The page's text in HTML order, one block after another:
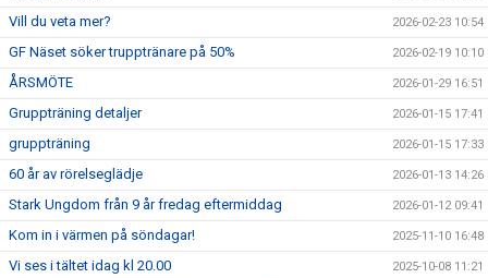
Vill du veta mer? 2026-02-23 10:54
GF Näset söker trupptränare på 50% 2026-02-19 10:10
ÅRSMÖTE 2026-01-29 16:51
Gruppträning detaljer 2026-01-15 17:41
gruppträning 2026-01-15 17:33
60 år av rörelseglädje 2026-01-13 14:26
Stark Ungdom från 9 år fredag eftermiddag 2026-01-12 09:41
Kom in i värmen på söndagar! 2025-11-10 16:48
Vi ses i tältet idag kl 20.00 2025-10-08 11:21